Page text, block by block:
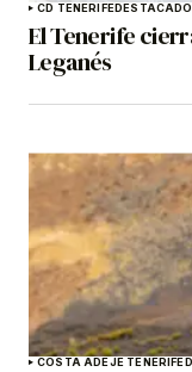
CD TENERIFE
El Tenerife
Leganés
COSTA ADEJE TENERIFE